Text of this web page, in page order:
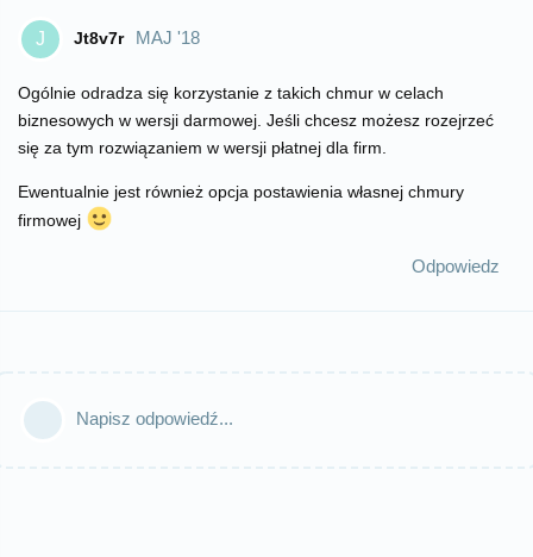
J Jt8v7r MAJ '18
Ogólnie odradza się korzystanie z takich chmur w celach
biznesowych w wersji darmowej. Jeśli chcesz możesz rozejrzeć
się za tym rozwiązaniem w wersji płatnej dla firm.
Ewentualnie jest również opcja postawienia własnej chmury
firmowej
Odpowiedz
Napisz odpowiedź...